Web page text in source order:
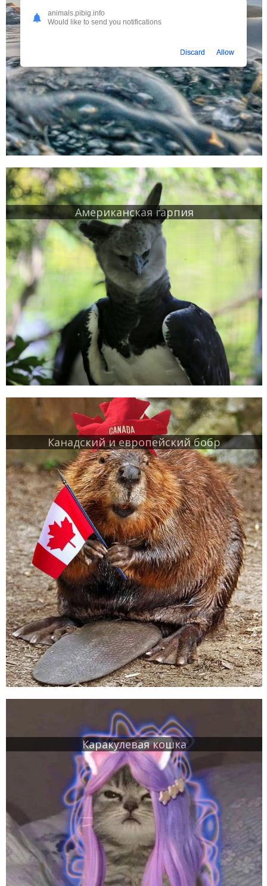
Американская гарпия
Канадский и европейский бобр
Каракулевая кошка
animals.pibig.info
Would like to send you notifications
Discard Allow